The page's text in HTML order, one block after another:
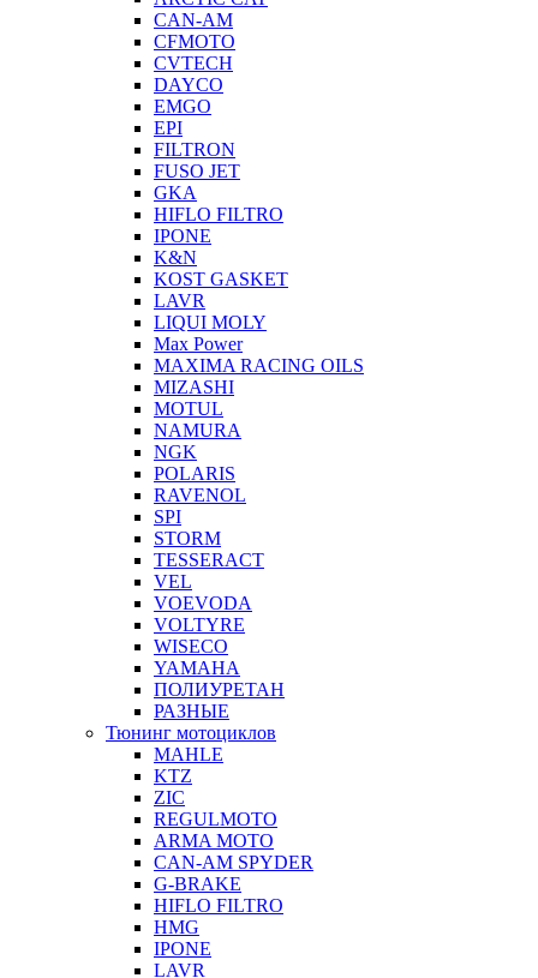
CAN-AM
CFMOTO
CVTECH
DAYCO
EMGO
EPI
FILTRON
FUSO JET
GKA
HIFLO FILTRO
IPONE
K&N
KOST GASKET
LAVR
LIQUI MOLY
Max Power
MAXIMA RACING OILS
MIZASHI
MOTUL
NAMURA
NGK
POLARIS
RAVENOL
SPI
STORM
TESSERACT
VEL
VOEVODA
VOLTYRE
WISECO
YAMAHA
ПОЛИУРЕТАН
РАЗНЫЕ
Тюнинг мотоциклов
MAHLE
KTZ
ZIC
REGULMOTO
ARMA MOTO
CAN-AM SPYDER
G-BRAKE
HIFLO FILTRO
HMG
IPONE
LAVR